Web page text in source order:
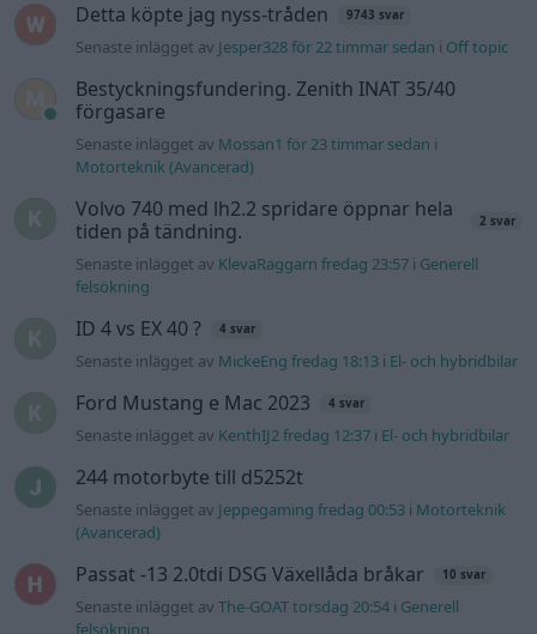
Detta köpte jag nyss-tråden 9743 svar
Senaste inlägget av Jesper328 för 22 timmar sedan i Off topic
Bestyckningsfundering. Zenith INAT 35/40
förgasare
Senaste inlägget av Mossan1 för 23 timmar sedan i
Motorteknik (Avancerad)
Volvo 740 med lh2.2 spridare öppnar hela
tiden på tändning.
2 svar
Senaste inlägget av KlevaRaggarn fredag 23:57 i Generell
felsökning
ID 4 vs EX 40 ? 4 svar
Senaste inlägget av MickeEng fredag 18:13 i El- och hybridbilar
Ford Mustang e Mac 2023 4 svar
Senaste inlägget av KenthIJ2 fredag 12:37 i El- och hybridbilar
244 motorbyte till d5252t
Senaste inlägget av Jeppegaming fredag 00:53 i Motorteknik
(Avancerad)
Passat -13 2.0tdi DSG Växellåda bråkar 10 svar
Senaste inlägget avThe-GOAT torsdag 20:54 i Generell
felsökning